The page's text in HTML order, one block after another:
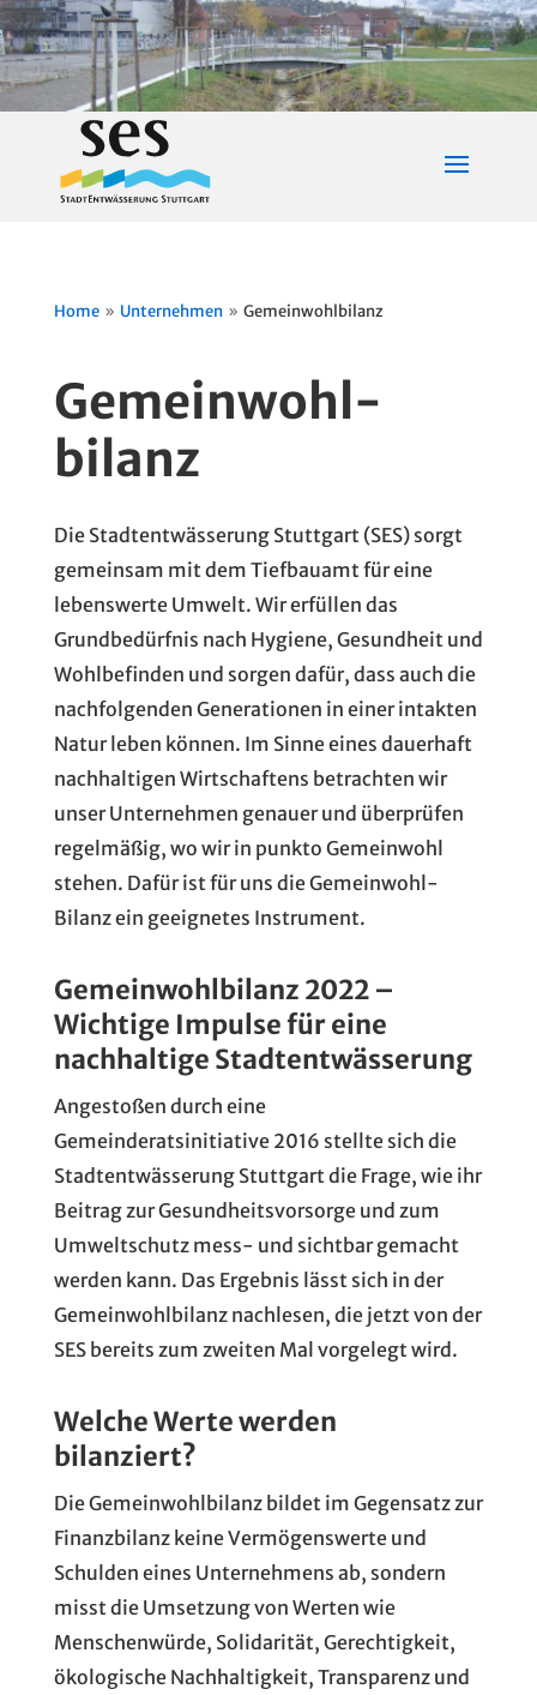
Home 9 Unternehmen 9 Gemeinwohlbilanz
Gemeinwohl­
bilanz
Die Stadtentwässerung Stuttgart (SES) sorgt
gemeinsam mit dem Tiefbauamt für eine
lebenswerte Umwelt. Wir erfüllen das
Grundbedürfnis nach Hygiene, Gesundheit und
Wohlbefinden und sorgen dafür, dass auch die
nachfolgenden Generationen in einer intakten
Natur leben können. Im Sinne eines dauerhaft
nachhaltigen Wirtschaftens betrachten wir
unser Unternehmen genauer und überprüfen
regelmäßig, wo wir in punkto Gemeinwohl
stehen. Dafür ist für uns die Gemeinwohl-
Bilanz ein geeignetes Instrument.
Gemeinwohlbilanz 2022 –
Wichtige Impulse für eine
nachhaltige Stadtentwässerung
Angestoßen durch eine
Gemeinderatsinitiative 2016 stellte sich die
Stadtentwässerung Stuttgart die Frage, wie ihr
Beitrag zur Gesundheitsvorsorge und zum
Umweltschutz mess- und sichtbar gemacht
werden kann. Das Ergebnis lässt sich in der
Gemeinwohlbilanz nachlesen, die jetzt von der
SES bereits zum zweiten Mal vorgelegt wird.
Welche Werte werden
bilanziert?
Die Gemeinwohlbilanz bildet im Gegensatz zur
Finanzbilanz keine Vermögenswerte und
Schulden eines Unternehmens ab, sondern
misst die Umsetzung von Werten wie
Menschenwürde, Solidarität, Gerechtigkeit,
ökologische Nachhaltigkeit, Transparenz und